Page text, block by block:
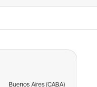
Buenos Aires (CABA)